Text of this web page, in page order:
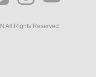
All Rights Reserved.